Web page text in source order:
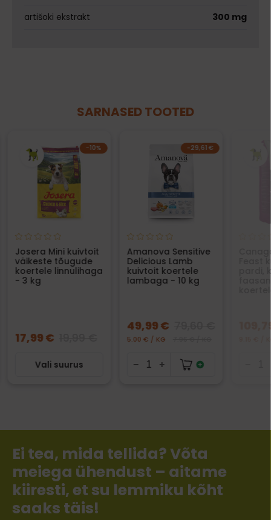
artišoki ekstrakt
300 mg
SARNASED TOOTED
−10%
Josera Mini kuivtoit
väikeste tõugude
koertele linnulihaga
- 3 kg
17,99 €
Vali suurus
-29,61 €
Amanova Sensitive
Delicious Lamb
kuivtoit koertele
lambaga - 10 kg
49,99 €
5.00 € / KG
pardi,
Ei tea, mida tellida? Võta
meiega ühendust – aitame
kiiresti, et su lemmiku kõht
saaks täis!